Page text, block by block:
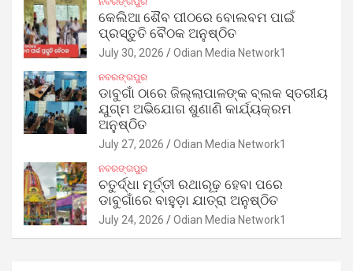
କେଲିଆ ଶୈବ ପୀଠରେ ବୋଲବମ ପାଇଁ
ପ୍ରସ୍ତୁତି ବୈଠକ ଅନୁଷ୍ଠିତ
July 30, 2026 Odian Media Network1
ନବରଙ୍ଗପୁର
ଡାବୁଗାଁ ଠାରେ ଜିଲ୍ଲାପାଳଙ୍କ ବ୍ଲକ ସ୍ତରୀୟ
ଯୁଗ୍ମ ଅଭିଯୋଗ ଶୁଣାଣି କାର୍ଯ୍ୟକ୍ରମ
ଅନୁଷ୍ଠିତ
July 27, 2026 Odian Media Network1
ନବରଙ୍ଗପୁର
ଚତୁର୍ଦ୍ଧା ମୂର୍ତ୍ତୀ ରଥାରୂଢ଼ ହେବା ପରେ
ଡାବୁଗାଁରେ ବାହୁଡ଼ା ଯାତ୍ରା ଅନୁଷ୍ଠିତ
July 24, 2026 Odian Media Network1